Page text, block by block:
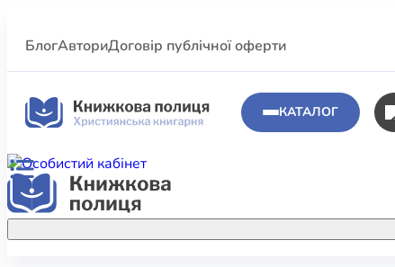
БлогАвториДоговір публічної оферти
КАТАЛОГ